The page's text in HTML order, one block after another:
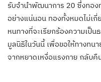
รับจำนำพัฒนาการ 20 ซึ่งทอง
อย่างแน่นอน ทองทั้งหมดไม่เ
หนทางที่จะเรียกร้องความเป็
มูลนิธิในวันนี้ เพื่อขอให้ทางท
จากหยาดเหงื่อแรงกาย กลับคื